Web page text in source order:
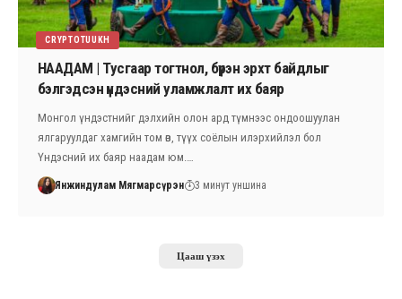
CRYPTOTUUKH
НААДАМ | Тусгаар тогтнол, бүрэн эрхт байдлыг
бэлгэдсэн үндэсний уламжлалт их баяр
Монгол үндэстнийг дэлхийн олон ард түмнээс ондоошуулан
ялгаруулдаг хамгийн том өв, түүх соёлын илэрхийлэл бол
Үндэсний их баяр наадам юм.…
Янжиндулам Мягмарсүрэн 3 минут уншина
Цааш үзэх